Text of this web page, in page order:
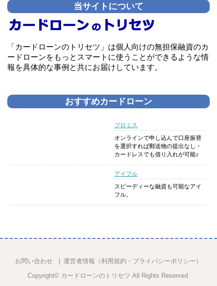
当サイトについて
「カードローンのトリセツ」は個人向けの無担保融資のカ
ードローンをもっとスマートに使うことができるような情
報を具体的な事例と共にお届けしています。
おすすめカードローン
プロミス
オンラインで申し込んで口座振替
を選択すれば郵送物の提出なし・
カードレスでも借り入れが可能♪
アイフル
スピーディーな融資も可能なアイ
フル。
お問い合わせ
運営者情報（利用規約・プライバシーポリシー）
Copyright© カードローンのトリセツ All Rights Reserved.